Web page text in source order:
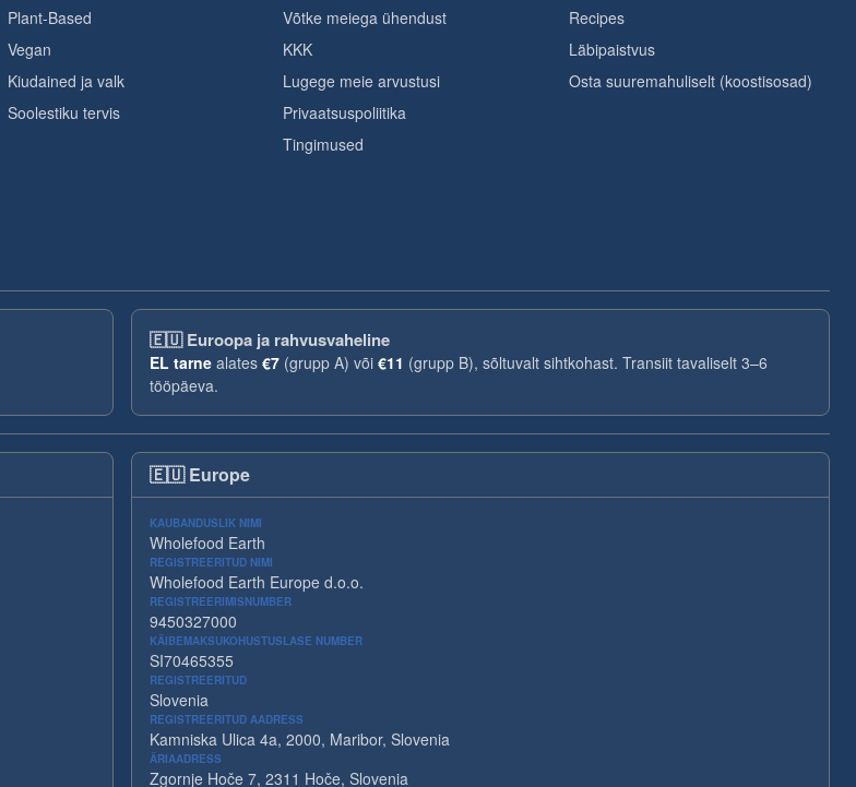
Plant-Based
Vegan
Kiudained ja valk
Soolestiku tervis
Võtke meiega ühendust
KKK
Lugege meie arvustusi
Privaatsuspoliitika
Tingimused
Recipes
Läbipaistvus
Osta suuremahuliselt (koostisosad)
🇪🇺Euroopa ja rahvusvaheline
EL tarne alates €7 (grupp A) või €11 (grupp B), sõltuvalt sihtkohast. Transiit tavaliselt 3–6
tööpäeva.
🇪🇺 Europe
KAUBANDUSLIK NIMI
Wholefood Earth
REGISTREERITUD NIMI
Wholefood Earth Europe d.o.o.
REGISTREERIMISNUMBER
9450327000
KÄIBEMAKSUKOHUSTUSLASE NUMBER
SI70465355
REGISTREERITUD
Slovenia
REGISTREERITUD AADRESS
Kamniska Ulica 4a, 2000, Maribor, Slovenia
ÄRIAADRESS
Zgornje Hoče 7, 2311 Hoče, Slovenia